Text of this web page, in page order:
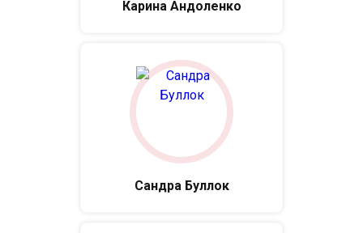
Карина Андоленко
Сандра Буллок